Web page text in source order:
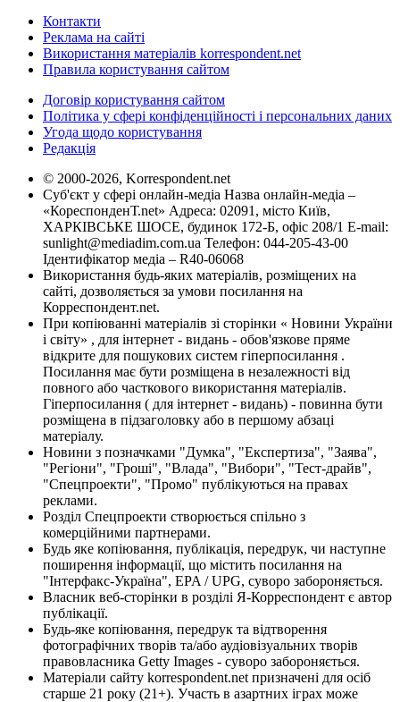
Контакти
Реклама на сайті
Використання матеріалів korrespondent.net
Правила користування сайтом
Договір користування сайтом
Політика у сфері конфіденційності і персональних даних
Угода щодо користування
Редакція
© 2000-2026, Korrespondent.net
Суб'єкт у сфері онлайн-медіа Назва онлайн-медіа –
«КореспонденТ.net» Адреса: 02091, місто Київ,
ХАРКІВСЬКЕ ШОСЕ, будинок 172-Б, офіс 208/1 E-mail:
sunlight@mediadim.com.ua Телефон: 044-205-43-00
Ідентифікатор медіа – R40-06068
Використання будь-яких матеріалів, розміщених на
сайті, дозволяється за умови посилання на
Корреспондент.net.
При копіюванні матеріалів зі сторінки « Новини України
і світу» , для інтернет - видань - обов'язкове пряме
відкрите для пошукових систем гіперпосилання .
Посилання має бути розміщена в незалежності від
повного або часткового використання матеріалів.
Гіперпосилання ( для інтернет - видань) - повинна бути
розміщена в підзаголовку або в першому абзаці
матеріалу.
Новини з позначками "Думка", "Експертиза", "Заява",
"Регіони", "Гроші", "Влада", "Вибори", "Тест-драйв",
"Спецпроекти", "Промо" публікуються на правах
реклами.
Розділ Спецпроекти створюється спільно з
комерційними партнерами.
Будь яке копіювання, публікація, передрук, чи наступне
поширення інформації, що містить посилання на
"Інтерфакс-Україна", EPA / UPG, суворо забороняється.
Власник веб-сторінки в розділі Я-Корреспондент є автор
публікації.
Будь-яке копіювання, передрук та відтворення
фотографічних творів та/або аудіовізуальних творів
правовласника Getty Images - суворо забороняється.
Матеріали сайту korrespondent.net призначені для осіб
старше 21 року (21+). Участь в азартних іграх може